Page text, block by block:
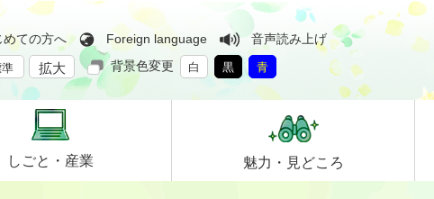
めての方へ Foreign language
音声読み上げ
拡大 背景色変更 白 黒 青
しごと・ 産業 魅力・ 見どころ